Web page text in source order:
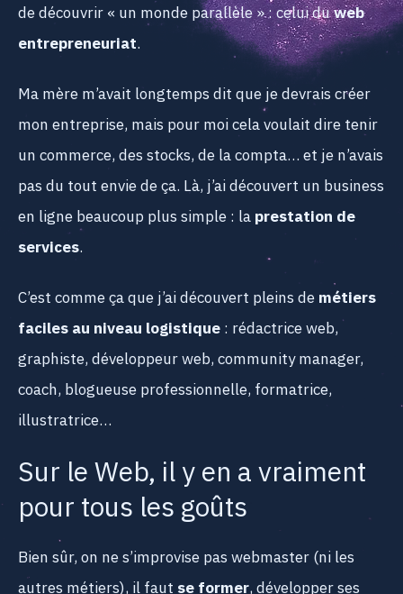
de découvrir « un monde parallèle » : celui duweb
entrepreneuriat.
Ma mère m’avait longtemps dit que je devrais créer
mon entreprise, mais pour moi cela voulait dire tenir
un commerce, des stocks, de la compta… et je n’avais
pas du tout envie de ça. Là, j’ai découvert un business
en ligne beaucoup plus simple : laprestation de
services.
C’est comme ça que j’ai découvert pleins demétiers
faciles au niveau logistique: rédactrice web,
graphiste, développeur web, community manager,
coach, blogueuse professionnelle, formatrice,
illustratrice…
Sur le Web, il y en a vraiment
pour tous les goûts
Bien sûr, on ne s’improvise pas webmaster (ni les
autres métiers), il faut se former, développer ses